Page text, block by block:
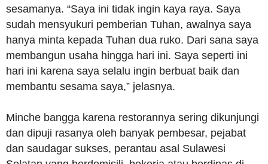
sesamanya. “Saya ini tidak ingin kaya raya. Saya
sudah mensyukuri pemberian Tuhan, awalnya saya
hanya minta kepada Tuhan dua ruko. Dari sana saya
membangun usaha hingga hari ini. Saya seperti ini
hari ini karena saya selalu ingin berbuat baik dan
membantu sesama saya,” jelasnya.
Minche bangga karena restorannya sering dikunjungi
dan dipuji rasanya oleh banyak pembesar, pejabat
dan saudagar sukses, perantau asal Sulawesi